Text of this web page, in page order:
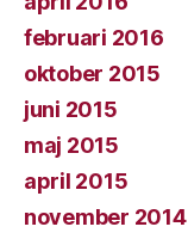
februari 2016
oktober 2015
juni 2015
maj 2015
april 2015
november 2014